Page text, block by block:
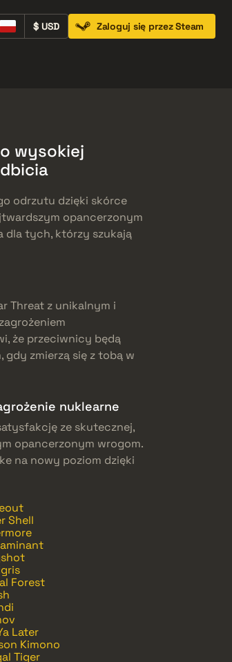
$ USD Zaloguj się przez Steam
wysokiej
odrzutu dzięki skórce
opancerzonym
dla tych, którzy szukają
Threat z unikalnym i
że przeciwnicy będą
gdy zmierzą się z tobą w
nuklearne
ze skutecznej,
opancerzonym wrogom.
na nowy poziom dzięki
Shell
Forest
Later
Kimono
Tiger